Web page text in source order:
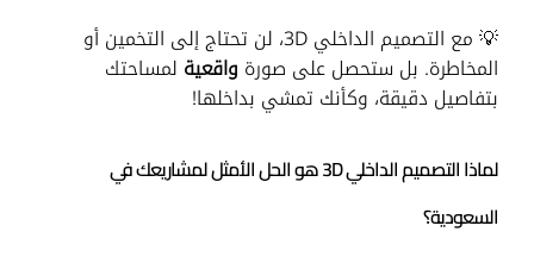
💡 مع التصميم الداخلي 3D، لن تحتاج إلى التخمين أو
المخاطرة. بل ستحصل على صورة واقعية لمساحتك
بتفاصيل دقيقة، وكأنك تمشي بداخلها!
لماذا التصميم الداخلي 3D هو الحل الأمثل لمشاريعك في
السعودية؟